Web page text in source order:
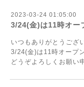
2023-03-24 01:05:00
3/24(金)は11時オー
いつもありがとうござ
3/24(金)は11時オープ
どうぞよろしくお願い